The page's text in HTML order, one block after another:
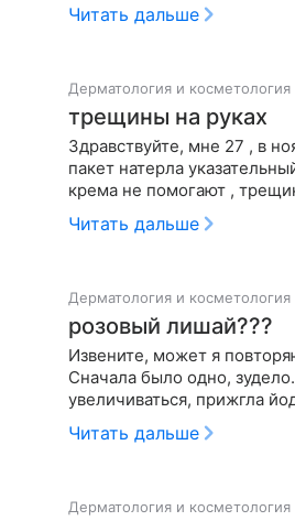
Читать дальше
Дерматология и косметология
трещины на руках
Здравствуйте, мне 27 , в
пакет натерла
крема не помогают ,
Читать дальше
Дерматология и косметология
розовый лишай???
Извените, может я
Сначала было одно,
увеличиваться, прижгла
"Розовый …
Читать дальше
Дерматология и косметология